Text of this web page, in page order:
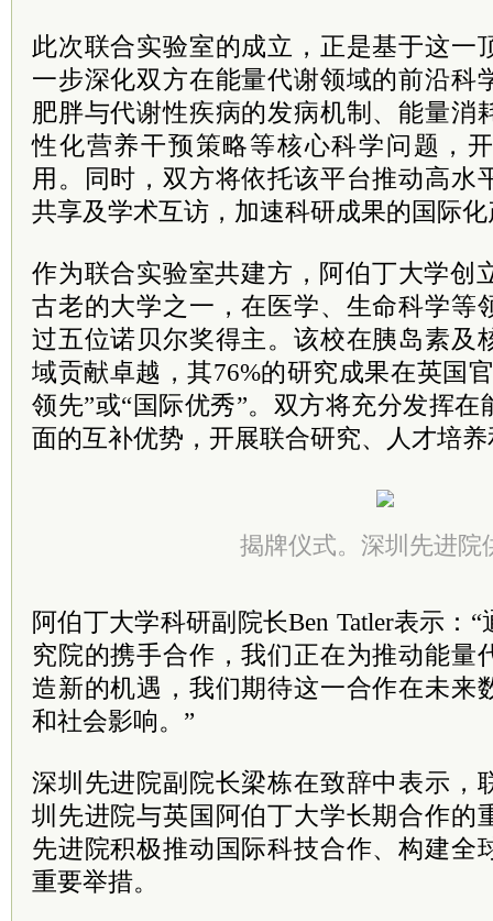
此次联合实验室的成立，正是基于这一
一步深化双方在能量代谢领域的前沿科
肥胖与代谢性疾病的发病机制、能量消
性化营养干预策略等核心科学问题，
用。同时，双方将依托该平台推动高水
共享及学术互访，加速科研成果的国际
作为联合实验室共建方，阿伯丁大学创
古老的大学之一，在医学、生命科学等
过五位诺贝尔奖得主。该校在胰岛素及
域贡献卓越，其76%的研究成果在英国
领先”或“国际优秀”。双方将充分发挥
面的互补优势，开展联合研究、人才培
揭牌仪式。深圳先进院
阿伯丁大学科研副院长Ben Tatler表示：
究院的携手合作，我们正在为推动能量
造新的机遇，我们期待这一合作在未来
和社会影响。”
深圳先进院副院长梁栋在致辞中表示，
圳先进院与英国阿伯丁大学长期合作的
先进院积极推动国际科技合作、构建全
重要举措。